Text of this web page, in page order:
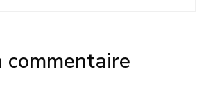
commentaire